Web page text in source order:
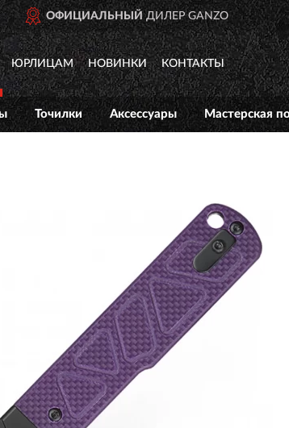
ДИЛЕР GANZO
ЮРЛИЦАМ НОВИНКИ КОНТАКТЫ
Точилки Аксессуары Мастерская